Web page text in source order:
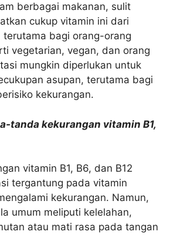
berbagai makanan, sulit
cukup vitamin ini dari
terutama bagi orang-orang
vegetarian, vegan, dan orang
mungkin diperlukan untuk
asupan, terutama bagi
kekurangan.
tanda kekurangan vitamin B1,
vitamin B1, B6, dan B12
tergantung pada vitamin
kekurangan. Namun,
umum meliputi kelelahan,
atau mati rasa pada tangan